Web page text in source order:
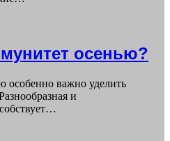
осенью?
важно уделить
и